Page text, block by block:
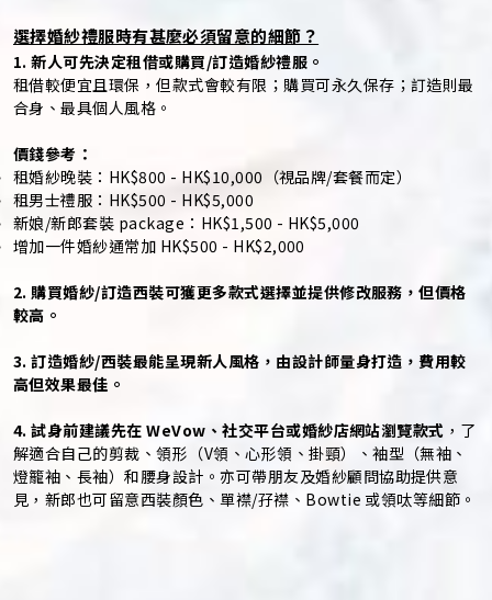
選擇婚紗禮服時有甚麼必須留意的細節？
1. 新人可先決定租借或購買/訂造婚紗禮服。
租借較便宜且環保，但款式會較有限；購買可永久保存；訂造則最
合身、最具個人風格。
價錢參考：
租婚紗晚裝：HK$800 - HK$10,000（視品牌/套餐而定）
租男士禮服：HK$500 - HK$5,000
新娘/新郎套裝 package：HK$1,500 - HK$5,000
增加一件婚紗通常加 HK$500 - HK$2,000
2. 購買婚紗/訂造西裝可獲更多款式選擇並提供修改服務，但價格
較高。
3. 訂造婚紗/西裝最能呈現新人風格，由設計師量身打造，費用較
高但效果最佳。
4. 試身前建議先在 WeVow、社交平台或婚紗店網站瀏覽款式 ，了
解適合自己的剪裁、領形（V領、心形領、掛頸）、袖型（無袖、
燈籠袖、長袖）和腰身設計。亦可帶朋友及婚紗顧問協助提供意
見，新郎也可留意西裝顏色、單襟/孖襟、Bowtie 或領呔等細節。